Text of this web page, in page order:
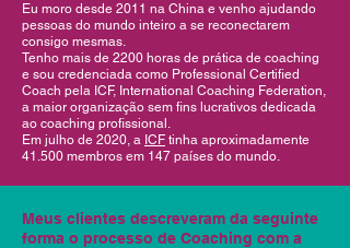
Eu moro desde 2011 na China e venho ajudando
pessoas do mundo inteiro a se reconectarem
consigo mesmas.
Tenho mais de 2200 horas de prática de coaching
e sou credenciada como Professional Certified
Coach pela ICF, International Coaching Federation,
a maior organização sem fins lucrativos dedicada
ao coaching profissional.
Em julho de 2020, a ICF tinha aproximadamente
41.500 membros em 147 países do mundo.
Meus clientes descreveram da seguinte
forma o processo de Coaching com a